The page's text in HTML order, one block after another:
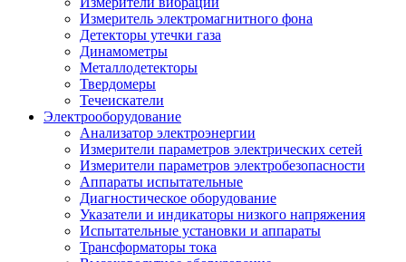
Измеритель электромагнитного фона
Детекторы утечки газа
Динамометры
Металлодетекторы
Твердомеры
Течеискатели
Электрооборудование
Анализатор электроэнергии
Измерители параметров электрических сетей
Измерители параметров электробезопасности
Аппараты испытательные
Диагностическое оборудование
Указатели и индикаторы низкого напряжения
Испытательные установки и аппараты
Трансформаторы тока